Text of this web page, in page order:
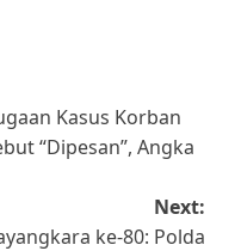
Kasus Korban
“Dipesan”, Angka
Next:
ke-80: Polda